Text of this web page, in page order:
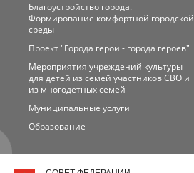
Благоустройство города.
Формирование комфортной городской
среды
Проект "Города герои - города героев"
Мероприятия учреждений культуры
для детей из семей участников СВО и
из многодетных семей
Муниципальные услуги
Образование